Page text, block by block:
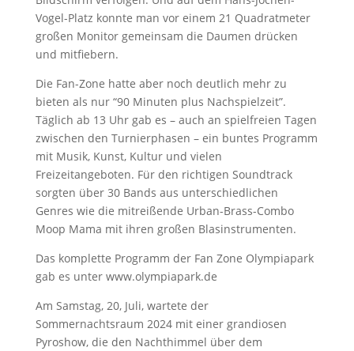
Vogel-Platz konnte man vor einem 21 Quadratmeter
großen Monitor gemeinsam die Daumen drücken
und mitfiebern.
Die Fan-Zone hatte aber noch deutlich mehr zu
bieten als nur “90 Minuten plus Nachspielzeit”.
Täglich ab 13 Uhr gab es – auch an spielfreien Tagen
zwischen den Turnierphasen – ein buntes Programm
mit Musik, Kunst, Kultur und vielen
Freizeitangeboten. Für den richtigen Soundtrack
sorgten über 30 Bands aus unterschiedlichen
Genres wie die mitreißende Urban-Brass-Combo
Moop Mama mit ihren großen Blasinstrumenten.
Das komplette Programm der Fan Zone Olympiapark
gab es unter www.olympiapark.de
Am Samstag, 20, Juli, wartete der
Sommernachtsraum 2024 mit einer grandiosen
Pyroshow, die den Nachthimmel über dem